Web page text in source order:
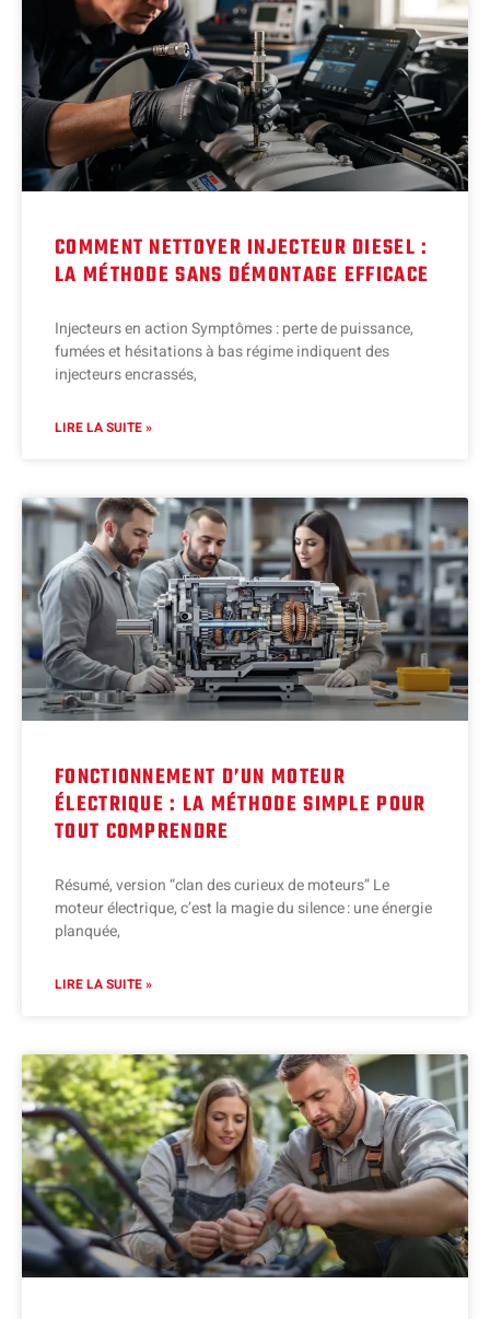
COMMENT NETTOYER INJECTEUR DIESEL :
LA MÉTHODE SANS DÉMONTAGE EFFICACE
Injecteurs en action Symptômes : perte de puissance,
fumées et hésitations à bas régime indiquent des
injecteurs encrassés,
LIRE LA SUITE »
FONCTIONNEMENT D’UN MOTEUR
ÉLECTRIQUE : LA MÉTHODE SIMPLE POUR
TOUT COMPRENDRE
Résumé, version “clan des curieux de moteurs” Le
moteur électrique, c’est la magie du silence : une énergie
planquée,
LIRE LA SUITE »